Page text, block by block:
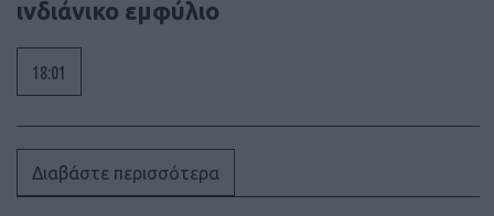
ινδιάνικο εμφύλιο
18:01
Διαβάστε περισσότερα